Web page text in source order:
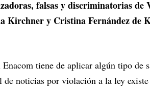
falsas y discriminatorias de
Kirchner y Cristina Fernández de
tiene de aplicar algún tipo de
de noticias por violación a la ley